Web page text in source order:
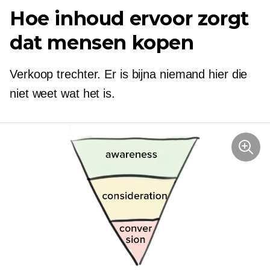
Hoe inhoud ervoor zorgt
dat mensen kopen
Verkoop trechter. Er is bijna niemand hier die
niet weet wat het is.